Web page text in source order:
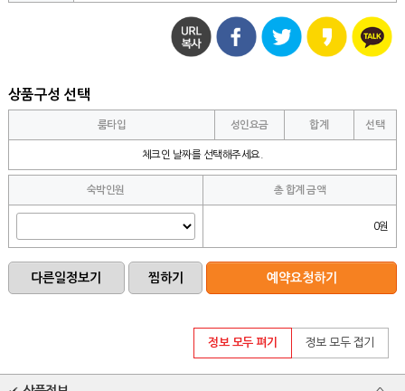
상품구성 선택
룸타입 성인요금 합계 선택
체크인 날짜를 선택해주세요.
숙박인원 총 합계 금액
0원
정보 모두 접기
정보 모두 펴기